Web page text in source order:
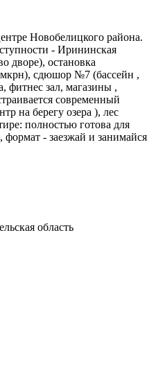
Новобелицкого района.
- Ирининская
дворе), остановка
мкрн), сдюшор №7 (бассейн ,
фитнес зал, магазины ,
современный
на берегу озера ), лес
полностью готова для
формат - заезжай и занимайся
область